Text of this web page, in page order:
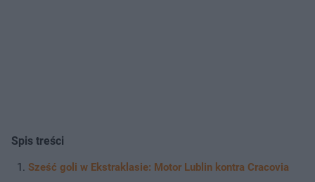
Spis treści
Sześć goli w Ekstraklasie: Motor Lublin kontra Cracovia